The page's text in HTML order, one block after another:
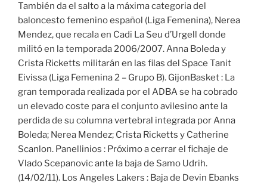
También da el salto a la máxima categoria del
baloncesto femenino español (Liga Femenina), Nerea
Mendez, que recala en Cadi La Seu d’Urgell donde
militó en la temporada 2006/2007. Anna Boleda y
Crista Ricketts militarán en las filas del Space Tanit
Eivissa (Liga Femenina 2 – Grupo B). GijonBasket : La
gran temporada realizada por el ADBA se ha cobrado
un elevado coste para el conjunto avilesino ante la
perdida de su columna vertebral integrada por Anna
Boleda; Nerea Mendez; Crista Ricketts y Catherine
Scanlon. Panellinios : Próximo a cerrar el fichaje de
Vlado Scepanovic ante la baja de Samo Udrih.
(14/02/11). Los Angeles Lakers : Baja de Devin Ebanks